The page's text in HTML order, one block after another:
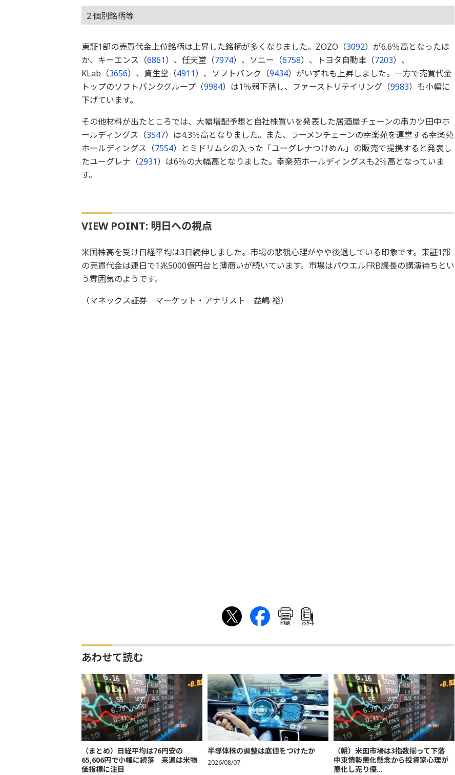
2.個別銘柄等
東証1部の売買代金上位銘柄は上昇した銘柄が多くなりました。ZOZO（3092）が6.6％高となったほ
か、キーエンス（6861）、任天堂（7974）、ソニー（6758）、トヨタ自動車（7203）、
KLab（3656）、資生堂（4911）、ソフトバンク（9434）がいずれも上昇しました。一方で売買代金
トップのソフトバンクグループ（9984）は1％弱下落し、ファーストリテイリング（9983）も小幅に
下げています。
その他材料が出たところでは、大幅増配予想と自社株買いを発表した居酒屋チェーンの串カツ田中ホ
ールディングス（3547）は4.3％高となりました。また、ラーメンチェーンの幸楽苑を運営する幸楽苑
ホールディングス（7554）とミドリムシの入った「ユーグレナつけめん」の販売で提携すると発表し
たユーグレナ（2931）は6％の大幅高となりました。幸楽苑ホールディングスも2％高となっていま
す。
VIEW POINT: 明日への視点
米国株高を受け日経平均は3日続伸しました。市場の悲観心理がやや後退している印象です。東証1部
の売買代金は連日で1兆5000億円台と薄商いが続いています。市場はパウエルFRB議長の講演待ちとい
う雰囲気のようです。
（マネックス証券 マーケット・アナリスト 益嶋 裕）
印刷 ｱﾝｹｰﾄ
あわせて読む
（まとめ）日経平均は76円安の
65,606円で小幅に続落 来週は米物
価指標に注目
半導体株の調整は底値をつけたか
2026/08/07
（朝）米国市場は3指数揃って下落
中東情勢悪化懸念から投資家心理が
悪化し売り優...